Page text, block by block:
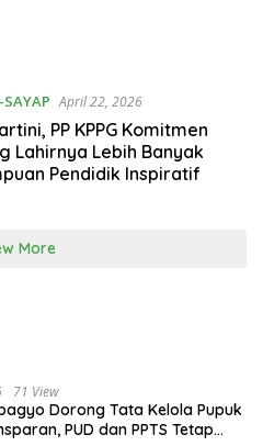
April 22, 2026
PP KPPG Komitmen
Lahirnya Lebih Banyak
Pendidik Inspiratif
More
71 View
Dorong Tata Kelola Pupuk
PUD dan PPTS Tetap